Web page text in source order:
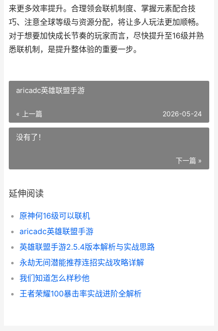
来更多效率提升。合理领会联机制度、掌握元素配合技
巧、注意全球等级与资源分配，将让多人玩法更加顺畅。
对于想要加快成长节奏的玩家而言，尽快提升至16级并熟
悉联机制，是提升整体验的重要一步。
aricadc英雄联盟手游
« 上一篇 2026-05-24
没有了！
下一篇 »
延伸阅读
原神何16级可以联机
aricadc英雄联盟手游
英雄联盟手游2.5.4版本解析与实战思路
永劫无间潜能推荐连招实战攻略详解
我们知道怎么样秒他
王者荣耀100暴击率实战进阶全解析